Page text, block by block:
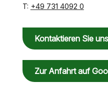
T: +49 731 4092 0
Kontaktieren Sie uns
Zur Anfahrt auf